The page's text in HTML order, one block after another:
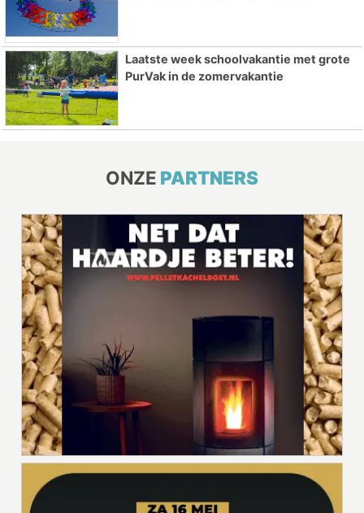
Laatste week schoolvakantie met grote
PurVak in de zomervakantie
ONZE PARTNERS